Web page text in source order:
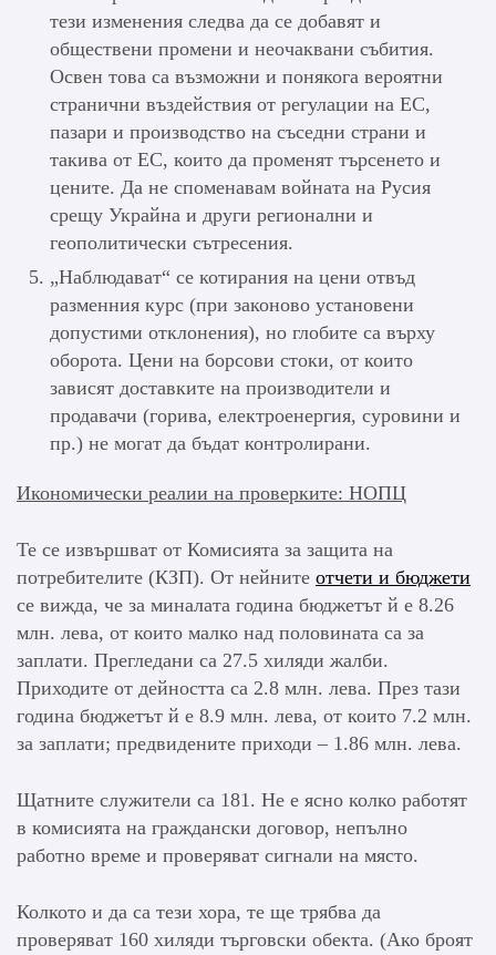
тези изменения следва да се добавят и
обществени промени и неочаквани събития.
Освен това са възможни и понякога вероятни
странични въздействия от регулации на ЕС,
пазари и производство на съседни страни и
такива от ЕС, които да променят търсенето и
цените. Да не споменавам войната на Русия
срещу Украйна и други регионални и
геополитически сътресения.
„Наблюдават“ се котирания на цени отвъд
разменния курс (при законово установени
допустими отклонения), но глобите са върху
оборота. Цени на борсови стоки, от които
зависят доставките на производители и
продавачи (горива, електроенергия, суровини и
пр.) не могат да бъдат контролирани.
Икономически реалии на проверките: НОПЦ
Те се извършват от Комисията за защита на
потребителите (КЗП). От нейните отчети и бюджети
се вижда, че за миналата година бюджетът й е 8.26
млн. лева, от които малко над половината са за
заплати. Прегледани са 27.5 хиляди жалби.
Приходите от дейността са 2.8 млн. лева. През тази
година бюджетът й е 8.9 млн. лева, от които 7.2 млн.
за заплати; предвидените приходи – 1.86 млн. лева.
Щатните служители са 181. Не е ясно колко работят
в комисията на граждански договор, непълно
работно време и проверяват сигнали на място.
Колкото и да са тези хора, те ще трябва да
проверяват 160 хиляди търговски обекта. (Ако броят